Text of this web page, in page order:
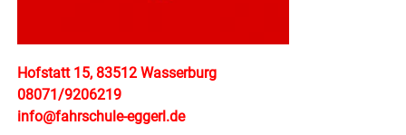
Hofstatt 15, 83512 Wasserburg
08071/9206219
info@fahrschule-eggerl.de